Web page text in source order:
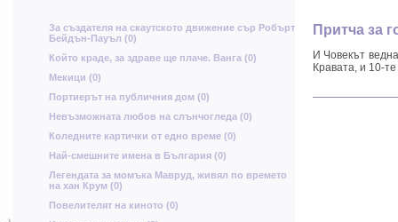
Л ь
п
Щ
ф
о
Я
Д
Й
За създателя на скаутското движение сър Робърт
Бейдън-Пауъл (0)
Който краде, за здраве ще плаче. Ванга (0)
Мекици (0)
Портиерът на публичния дом (0)
Невъзможната любов на слънчогледа (0)
Коледните картички от едно време (0)
Най-смешните имена в България (0)
Легендата за момъка Мавруд, живял по времето
на хан Крум (0)
Повелителят на киното (0)
Притча за
И Човекът
Кравата, и 10-